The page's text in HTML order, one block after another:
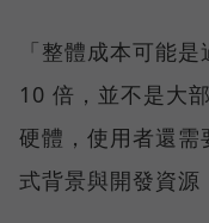
「整體成本可能
10 倍，並不是大
硬體，使用者還
式背景與開發資源